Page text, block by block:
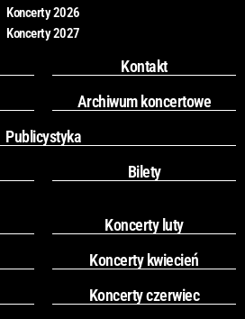
Koncerty 2026
Koncerty 2027
Kontakt
Archiwum koncertowe
Publicystyka
Bilety
Koncerty luty
Koncerty kwiecień
Koncerty czerwiec